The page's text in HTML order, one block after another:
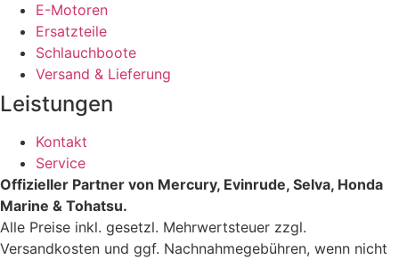
E-Motoren
Ersatzteile
Schlauchboote
Versand & Lieferung
Leistungen
Kontakt
Service
Offizieller Partner von Mercury, Evinrude, Selva, Honda
Marine & Tohatsu.
Alle Preise inkl. gesetzl. Mehrwertsteuer zzgl.
Versandkosten und ggf. Nachnahmegebühren, wenn nicht